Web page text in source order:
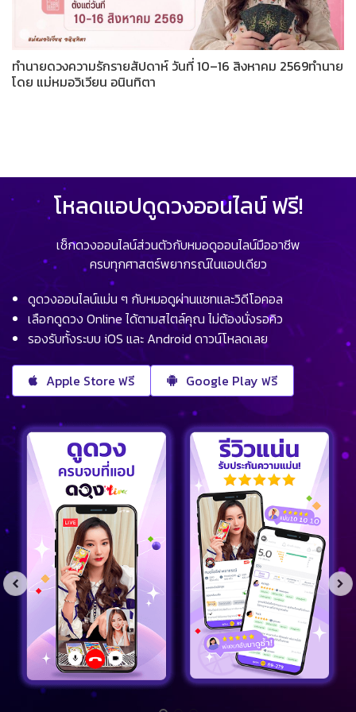
ทำนายดวงความรักรายสัปดาห์ วันที่ 10–16 สิงหาคม 2569ทำนาย
โดย แม่หมอวิเวียน อนินทิตา
โหลดแอปดูดวงออนไลน์ ฟรี!
เช็กดวงออนไลน์ส่วนตัวกับหมอดูออนไลน์มืออาชีพ
ครบทุกศาสตร์พยากรณ์ในแอปเดียว
ดูดวงออนไลน์แม่น ๆ กับหมอดูผ่านแชทและวิดีโอคอล
เลือกดูดวง Online ได้ตามสไตล์คุณ ไม่ต้องนั่งรอคิว
รองรับทั้งระบบ iOS และ Android ดาวน์โหลดเลย
Apple Store ฟรี Google Play ฟรี